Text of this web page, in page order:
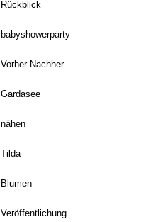
Rückblick
babyshowerparty
Vorher-Nachher
Gardasee
nähen
Tilda
Blumen
Veröffentlichung